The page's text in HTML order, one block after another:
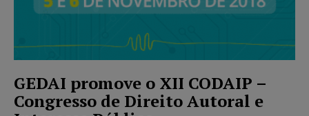
GEDAI promove o XII CODAIP –
Congresso de Direito Autoral e